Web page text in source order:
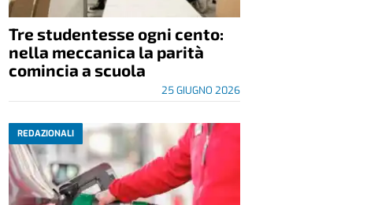
Tre studentesse ogni cento:
nella meccanica la parità
comincia a scuola
25 GIUGNO 2026
REDAZIONALI